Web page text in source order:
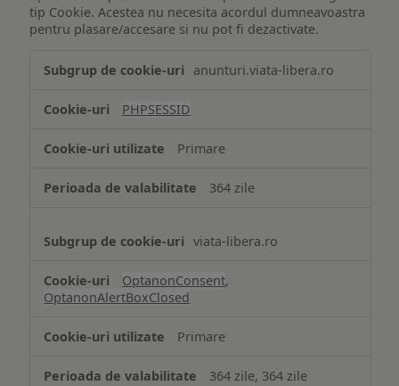
tip Cookie. Acestea nu necesita acordul dumneavoastra
pentru plasare/accesare si nu pot fi dezactivate.
de
Cookie
necesare
anunturi.viata-libera.ro
PHPSESSID
Primare
364 zile
viata-libera.ro
OptanonConsent,
OptanonAlertBoxClosed
Primare
364 zile, 364 zile